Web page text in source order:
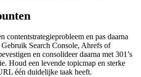
contentstrategieprobleem en pas daarna
Search Console, Ahrefs of
en consolideer daarna met 301’s
Houd een levende topicmap en sterke
één duidelijke taak heeft.